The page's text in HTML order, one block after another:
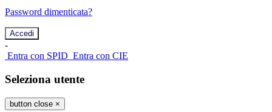
Password dimenticata?
-
Entra con SPID Entra con CIE
Seleziona utente
button close ×